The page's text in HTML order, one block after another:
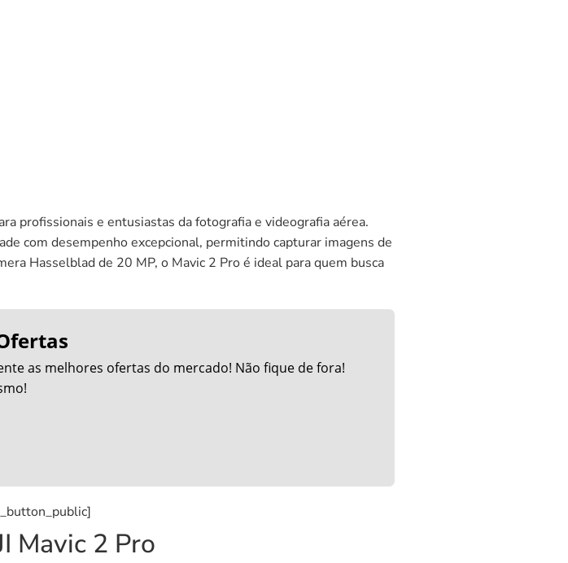
profissionais e entusiastas da fotografia e videografia aérea.
com desempenho excepcional, permitindo capturar imagens de
Hasselblad de 20 MP, o Mavic 2 Pro é ideal para quem busca
as melhores ofertas do mercado! Não fique de fora!
Mavic 2 Pro